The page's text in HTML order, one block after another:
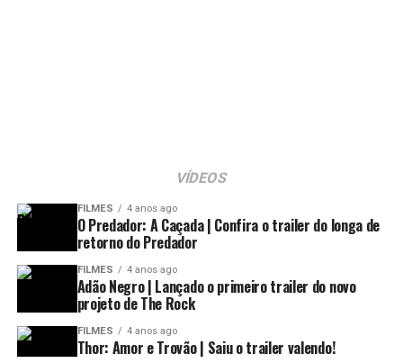
VÍDEOS
FILMES 4 anos ago
O Predador: A Caçada | Confira o trailer do longa de
retorno do Predador
FILMES 4 anos ago
Adão Negro | Lançado o primeiro trailer do novo
projeto de The Rock
FILMES 4 anos ago
Thor: Amor e Trovão | Saiu o trailer valendo!